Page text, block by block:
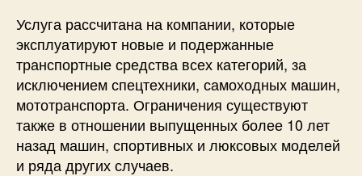
Услуга рассчитана на компании, которые
эксплуатируют новые и подержанные
транспортные средства всех категорий, за
исключением спецтехники, самоходных машин,
мототранспорта. Ограничения существуют
также в отношении выпущенных более 10 лет
назад машин, спортивных и люксовых моделей
и ряда других случаев.